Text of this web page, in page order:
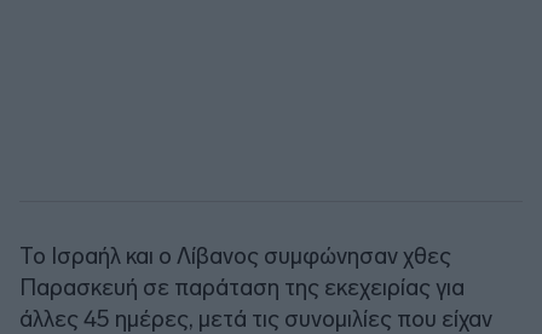
Το Ισραήλ και ο Λίβανος συμφώνησαν χθες
Παρασκευή σε παράταση της εκεχειρίας για
άλλες 45 ημέρες, μετά τις συνομιλίες που είχαν